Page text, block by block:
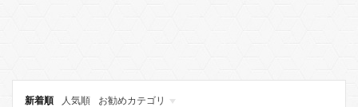
新着順 人気順
お勧めカテゴリ